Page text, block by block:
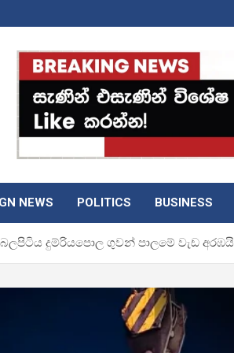
NEWS POLITICS BUSINESS
දුම්රියපොල ගුවන් පාලමේ වැඩ අරඹයි